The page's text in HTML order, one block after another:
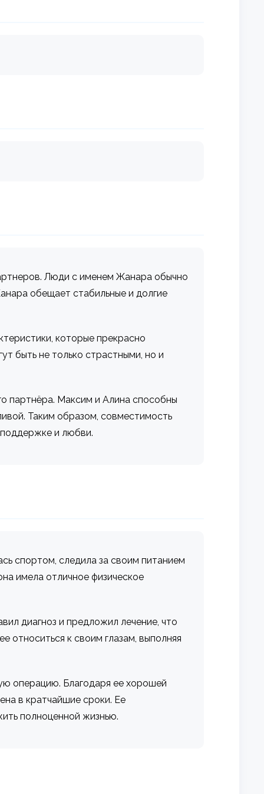
Люди с именем Жанара обычно
обещает стабильные и долгие
которые прекрасно
быть не только страстными, но и
партнёра. Максим и Алина способны
Таким образом, совместимость
и любви.
спортом, следила за своим питанием
имела отличное физическое
диагноз и предложил лечение, что
относиться к своим глазам, выполняя
операцию. Благодаря ее хорошей
в кратчайшие сроки. Ее
полноценной жизнью.